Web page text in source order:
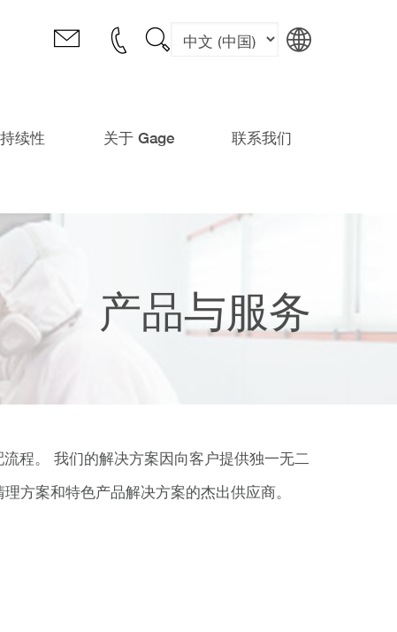
续性 关于 Gage 联系我们
产品与服务
程。 我们的解决方案因向客户提供独一无二
方案和特色产品解决方案的杰出供应商。